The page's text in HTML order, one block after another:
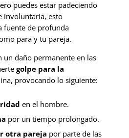
puedes estar padeciendo
involuntaria, esto
fuente de profunda
para y tu pareja.
un daño permanente en las
golpe para la
provocando lo siguiente:
en el hombre.
por un tiempo prolongado.
otra pareja por parte de las